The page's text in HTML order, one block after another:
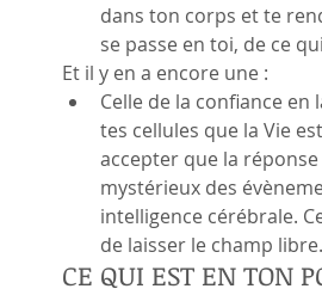
dans ton corps et te
se passe en toi, de ce
Et il y en a encore une :
Celle de la confiance
tes cellules que la Vie
accepter que la réponse
mystérieux des
intelligence cérébrale.
de laisser le champ libre.
CE QUI EST EN TON